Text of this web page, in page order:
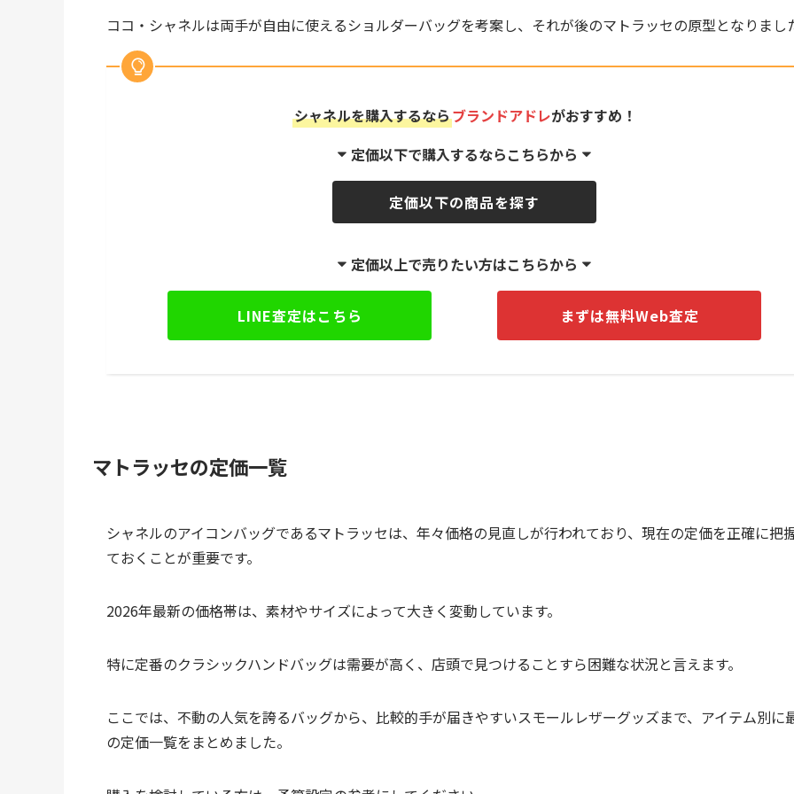
ココ・シャネルは両手が自由に使えるショルダーバッグを考案し、それが後のマトラッセの原型となりまし
シャネルを購入するならブランドアドレがおすすめ！
定価以下で購入するならこちらから
定価以下の商品を探す
定価以上で売りたい方はこちらから
LINE査定はこちら まずは無料Web査定
マトラッセの定価一覧
シャネルのアイコンバッグであるマトラッセは、年々価格の見直しが行われており、現在の定価を正確に把
ておくことが重要です。
2026年最新の価格帯は、素材やサイズによって大きく変動しています。
特に定番のクラシックハンドバッグは需要が高く、店頭で見つけることすら困難な状況と言えます。
ここでは、不動の人気を誇るバッグから、比較的手が届きやすいスモールレザーグッズまで、アイテム別に
の定価一覧をまとめました。